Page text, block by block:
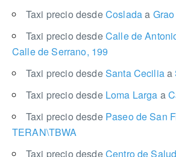
Taxi precio desdeCosladaa
Taxi precio desdeCalle de
Calle de Serrano, 199
Taxi precio desdeSanta Ceciliaa
Taxi precio desde Loma Larga a
Taxi precio desde Paseo de San
TERAN\TBWA
Taxi precio desdeCentro de